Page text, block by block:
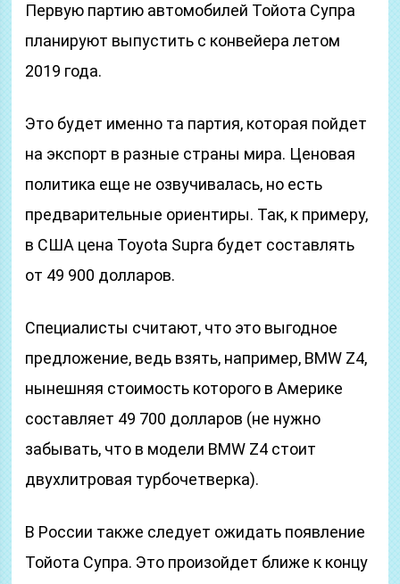
Первую партию автомобилей Тойота Супра
планируют выпустить с конвейера летом
2019 года.
Это будет именно та партия, которая пойдет
на экспорт в разные страны мира. Ценовая
политика еще не озвучивалась, но есть
предварительные ориентиры. Так, к примеру,
в США цена Toyota Supra будет составлять
от 49 900 долларов.
Специалисты считают, что это выгодное
предложение, ведь взять, например, BMW Z4,
нынешняя стоимость которого в Америке
составляет 49 700 долларов (не нужно
забывать, что в модели BMW Z4 стоит
двухлитровая турбочетверка).
В России также следует ожидать появление
Тойота Супра. Это произойдет ближе к концу